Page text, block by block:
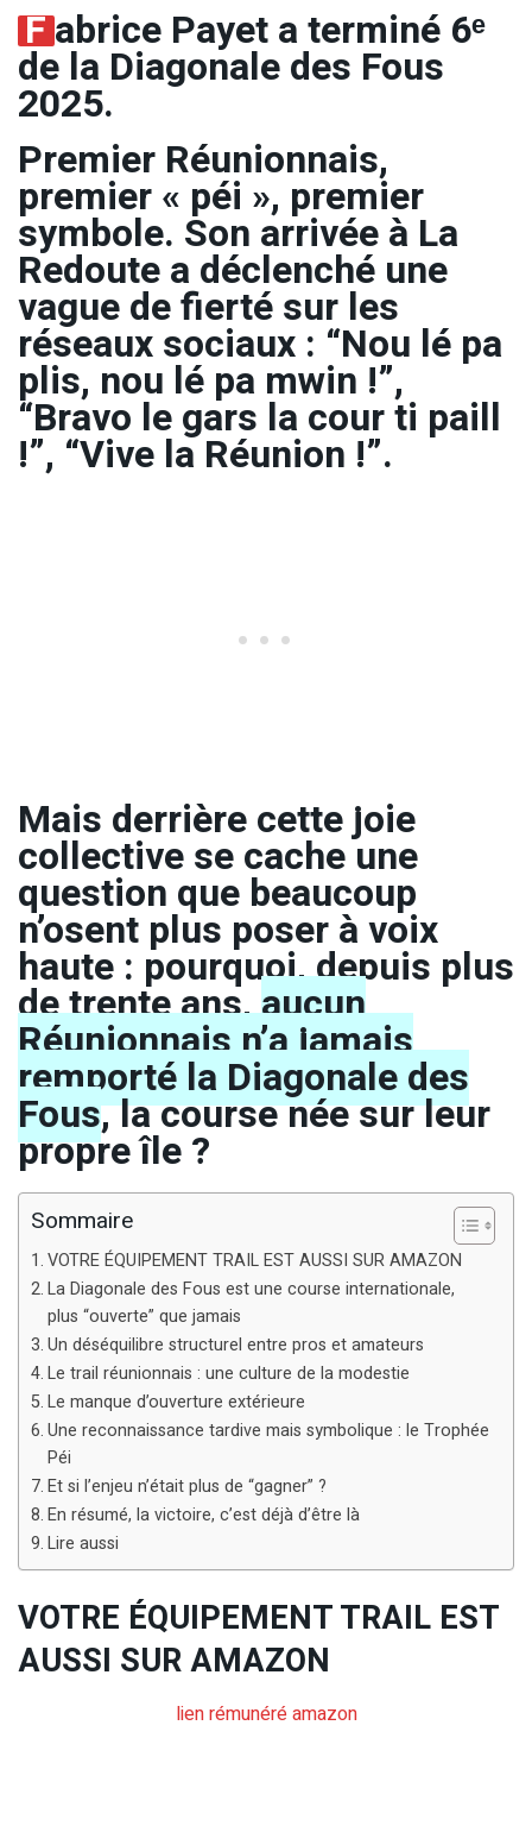
Fabrice Payet a terminé 6ᵉ
de la Diagonale des Fous
2025.
Premier Réunionnais,
premier « péi », premier
symbole. Son arrivée à La
Redoute a déclenché une
vague de fierté sur les
réseaux sociaux : “Nou lé pa
plis, nou lé pa mwin !”,
“Bravo le gars la cour ti paill
!”, “Vive la Réunion !”.
Mais derrière cette joie
collective se cache une
question que beaucoup
n’osent plus poser à voix
haute : pourquoi, depuis plus
de trente ans,aucun
Réunionnais n’a jamais
remporté la Diagonale des
Fous, la course née sur leur
propre île ?
Sommaire
VOTRE ÉQUIPEMENT TRAIL EST AUSSI SUR AMAZON
La Diagonale des Fous est une course internationale,
plus “ouverte” que jamais
Un déséquilibre structurel entre pros et amateurs
Le trail réunionnais : une culture de la modestie
Le manque d’ouverture extérieure
Une reconnaissance tardive mais symbolique : le Trophée
Péi
Et si l’enjeu n’était plus de “gagner” ?
En résumé, la victoire, c’est déjà d’être là
Lire aussi
VOTRE ÉQUIPEMENT TRAIL EST
AUSSI SUR AMAZON
lien rémunéré amazon